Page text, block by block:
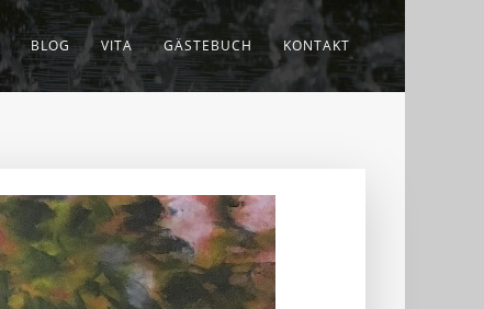
BLOG VITA GÄSTEBUCH KONTAKT